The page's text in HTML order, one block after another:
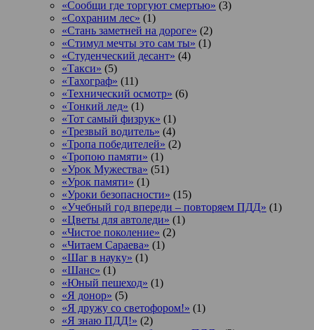
«Сообщи где торгуют смертью» (3)
«Сохраним лес» (1)
«Стань заметней на дороге» (2)
«Стимул мечты это сам ты» (1)
«Студенческий десант» (4)
«Такси» (5)
«Тахограф» (11)
«Технический осмотр» (6)
«Тонкий лед» (1)
«Тот самый физрук» (1)
«Трезвый водитель» (4)
«Тропа победителей» (2)
«Тропою памяти» (1)
«Урок Мужества» (51)
«Урок памяти» (1)
«Уроки безопасности» (15)
«Учебный год впереди – повторяем ПДД» (1)
«Цветы для автоледи» (1)
«Чистое поколение» (2)
«Читаем Сараева» (1)
«Шаг в науку» (1)
«Шанс» (1)
«Юный пешеход» (1)
«Я донор» (5)
«Я дружу со светофором!» (1)
«Я знаю ПДД!» (2)